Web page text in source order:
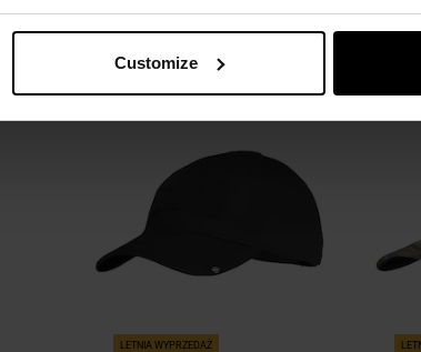
Customize
DO KOSZYKA
schowka
Dodaj
schowka
LETNIA WYPRZEDAŻ